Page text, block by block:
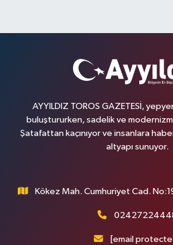
AYYILDIZ TOROS GAZETESİ,
buluştururken, sadelik ve
Şatafattan kaçınıyor ve insanlara
altyapı sunuyor.
Kökez Mah. Cumhuriyet Cad.
[email